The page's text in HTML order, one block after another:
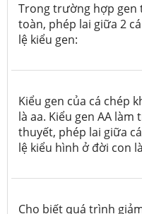
Trong trường hợp gen
toàn, phép lai giữa 2
lệ kiểu gen:
Kiểu gen của cá chép
là aa. Kiểu gen AA
thuyết, phép lai giữa
lệ kiểu hình ở đời con
Cho biết quá trình